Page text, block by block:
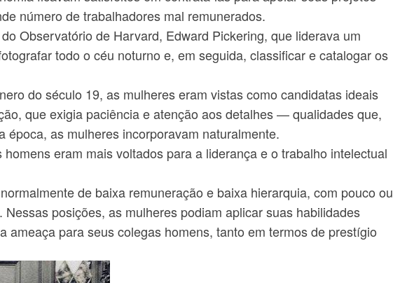
número de trabalhadores mal remunerados.
Observatório de Harvard, Edward Pickering, que liderava um
todo o céu noturno e, em seguida, classificar e catalogar os
do século 19, as mulheres eram vistas como candidatas ideais
que exigia paciência e atenção aos detalhes — qualidades que,
época, as mulheres incorporavam naturalmente.
eram mais voltados para a liderança e o trabalho intelectual
de baixa remuneração e baixa hierarquia, com pouco ou
posições, as mulheres podiam aplicar suas habilidades
ameaça para seus colegas homens, tanto em termos de prestígio